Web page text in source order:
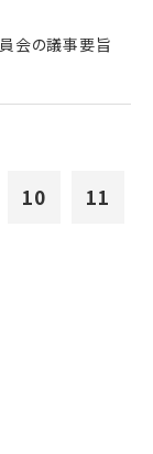
会の議事要旨
10
11